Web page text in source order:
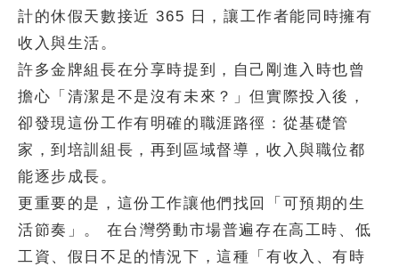
計的休假天數接近 365 日，讓工作者能同時擁有
收入與生活。
許多金牌組長在分享時提到，自己剛進入時也曾
擔心「清潔是不是沒有未來？」但實際投入後，
卻發現這份工作有明確的職涯路徑：從基礎管
家，到培訓組長，再到區域督導，收入與職位都
能逐步成長。
更重要的是，這份工作讓他們找回「可預期的生
活節奏」。 在台灣勞動市場普遍存在高工時、低
工資、假日不足的情況下，這種「有收入、有時